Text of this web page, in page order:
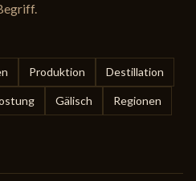
Produktion Destillation
Gälisch Regionen